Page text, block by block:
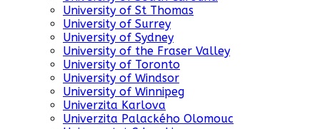
University of St Thomas
University of Surrey
University of Sydney
University of the Fraser Valley
University of Toronto
University of Windsor
University of Winnipeg
Univerzita Karlova
Univerzita Palackého Olomouc